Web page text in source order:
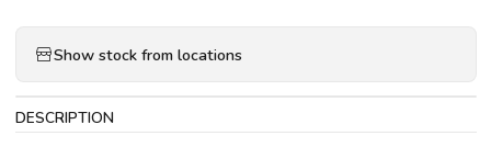
Show stock from locations
DESCRIPTION